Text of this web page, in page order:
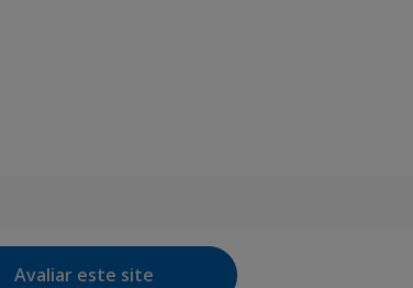
Avaliar este site